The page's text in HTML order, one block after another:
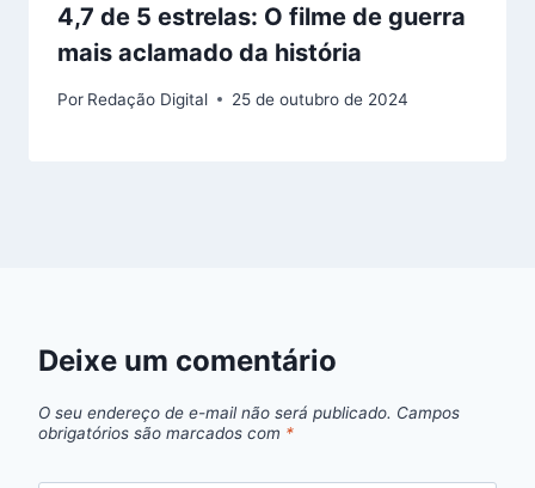
4,7 de 5 estrelas: O filme de guerra
mais aclamado da história
Por Redação Digital 25 de outubro de 2024
Deixe um comentário
O seu endereço de e-mail não será publicado. Campos
obrigatórios são marcados com *